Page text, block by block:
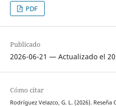
PDF
Publicado
2026-06-21 — Actualizado el
Cómo citar
Rodríguez Velazco, G. L. (2026).